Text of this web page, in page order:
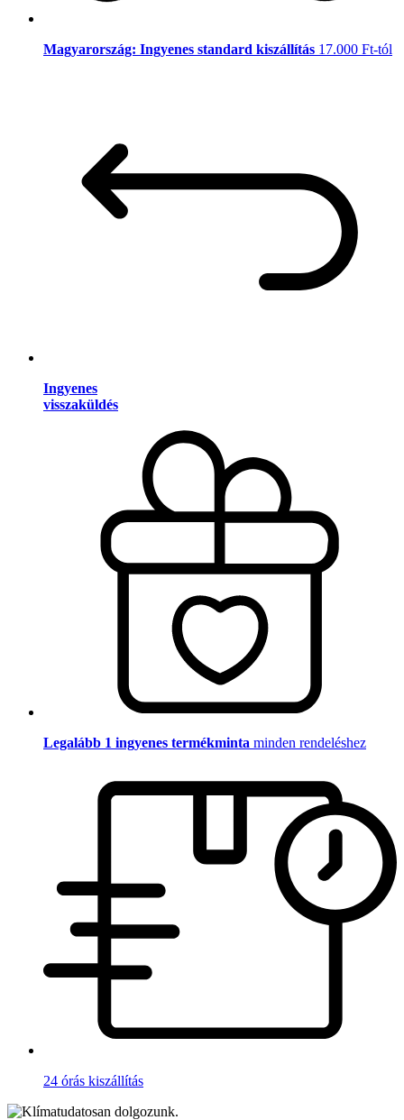
Magyarország: Ingyenes standard kiszállítás 17.000 Ft-tól
Ingyenes
visszaküldés
Legalább 1 ingyenes termékminta minden rendeléshez
24 órás kiszállítás